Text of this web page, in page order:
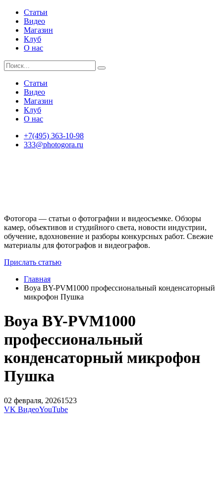
Статьи
Видео
Магазин
Клуб
О нас
Статьи
Видео
Магазин
Клуб
О нас
+7(495) 363-10-98
333@photogora.ru
Фотогора — статьи о фотографии и видеосъемке. Обзоры
камер, объективов и студийного света, новости индустрии,
обучение, вдохновение и разборы конкурсных работ. Свежие
материалы для фотографов и видеографов.
Прислать статью
Главная
Boya BY-PVM1000 профессиональный конденсаторный
микрофон Пушка
Boya BY-PVM1000
профессиональный
конденсаторный микрофон
Пушка
02 февраля, 20261523
VK ВидеоYouTube